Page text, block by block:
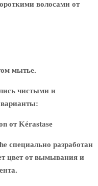
волосами от
мытье.
чистыми и
от Kérastase
специально разработан
цвет от вымывания и